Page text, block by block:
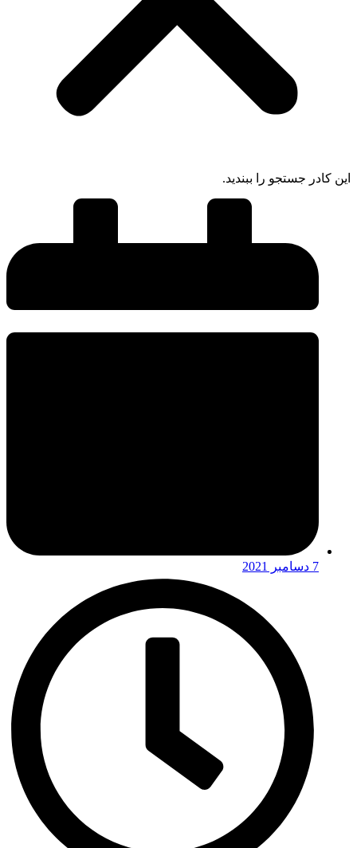
این کادر جستجو را ببندید.
7 دسامبر 2021